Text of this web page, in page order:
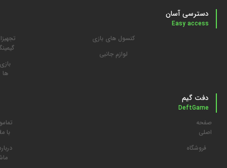
دسترسی آسان
Easy access
کنسول های بازی
لوازم جانبی
بازی
ها
دفت گیم
DeftGame
صفحه
اصلی
فروشگاه
با ما
ما